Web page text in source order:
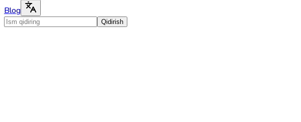
Blog
Qidirish